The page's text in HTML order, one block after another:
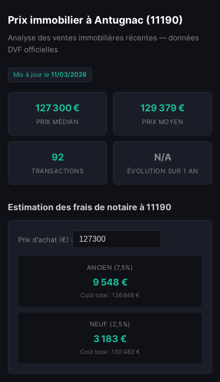
Prix immobilier à Antugnac (11190)
Analyse des ventes immobilières récentes — données
DVF officielles
Mis à jour le 11/03/2026
127 300 €
PRIX MÉDIAN
129 379 €
PRIX MOYEN
92
TRANSACTIONS
N/A
ÉVOLUTION SUR 1 AN
Estimation des frais de notaire à 11190
Prix d'achat (€) :
ANCIEN (7,5%)
9 548 €
Coût total : 136 848 €
NEUF (2,5%)
3 183 €
Coût total : 130 483 €